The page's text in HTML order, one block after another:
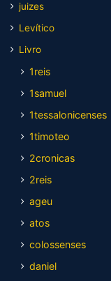
juizes
Levítico
Livro
1reis
1samuel
1tessalonicenses
1timoteo
2cronicas
2reis
ageu
atos
colossenses
daniel